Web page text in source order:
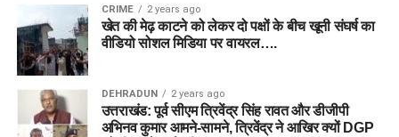
CRIME 2 years ago
खेत की मेढ़ काटने को लेकर दो पक्षों के बीच खूनी संघर्ष का
वीडियो सोशल मिडिया पर वायरल….
DEHRADUN 2 years ago
उत्तराखंड: पूर्व सीएम त्रिवेंद्र सिंह रावत और डीजीपी
अभिनव कुमार आमने-सामने, त्रिवेंद्र ने आखिर क्यों DGP